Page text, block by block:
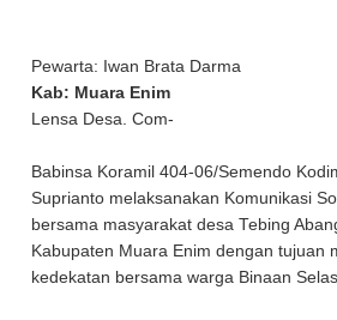
Pewarta: Iwan Brata Darma
Kab: Muara Enim
Lensa Desa. Com-
Babinsa Koramil 404-06/Semendo
Suprianto melaksanakan Komunikasi
bersama masyarakat desa Tebing
Kabupaten Muara Enim dengan tujuan
kedekatan bersama warga Binaan